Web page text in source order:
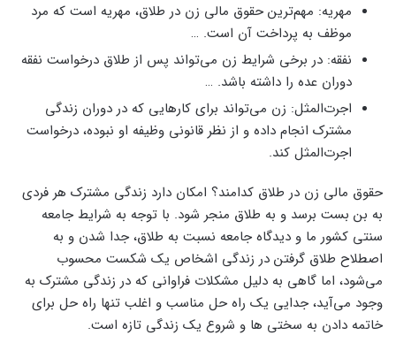
مهریه: مهم‌ترین حقوق مالی زن در طلاق، مهریه است که مرد
موظف به پرداخت آن است. …
نفقه: در برخی شرایط زن می‌تواند پس از طلاق درخواست نفقه
دوران عده را داشته باشد. …
اجرت‌المثل: زن می‌تواند برای کارهایی که در دوران زندگی
مشترک انجام داده و از نظر قانونی وظیفه او نبوده، درخواست
اجرت‌المثل کند.
حقوق مالی زن در طلاق کدامند؟ امکان دارد زندگی مشترک هر فردی
به بن بست برسد و به طلاق منجر شود. با توجه به شرایط جامعه
سنتی کشور ما و دیدگاه جامعه نسبت به طلاق، جدا شدن و به
اصطلاح طلاق گرفتن در زندگی اشخاص یک شکست محسوب
می‌شود، اما گاهی به دلیل مشکلات فراوانی که در زندگی مشترک به
وجود می‌آید، جدایی یک راه حل مناسب و اغلب تنها راه حل برای
خاتمه دادن به سختی ها و شروع یک زندگی تازه است.